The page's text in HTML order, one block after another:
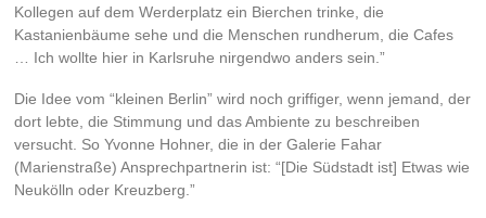
Kollegen auf dem Werderplatz ein Bierchen trinke, die
Kastanienbäume sehe und die Menschen rundherum, die Cafes
… Ich wollte hier in Karlsruhe nirgendwo anders sein.”
Die Idee vom “kleinen Berlin” wird noch griffiger, wenn jemand, der
dort lebte, die Stimmung und das Ambiente zu beschreiben
versucht. So Yvonne Hohner, die in der Galerie Fahar
(Marienstraße) Ansprechpartnerin ist: “[Die Südstadt ist] Etwas wie
Neukölln oder Kreuzberg.”